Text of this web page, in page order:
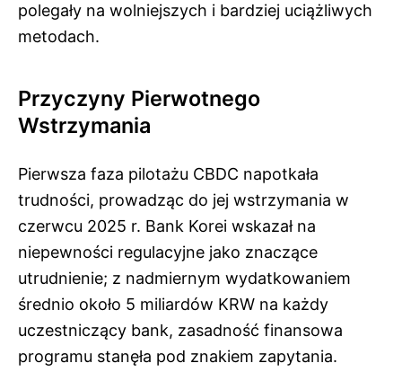
polegały na wolniejszych i bardziej uciążliwych
metodach.
Przyczyny Pierwotnego
Wstrzymania
Pierwsza faza pilotażu CBDC napotkała
trudności, prowadząc do jej wstrzymania w
czerwcu 2025 r. Bank Korei wskazał na
niepewności regulacyjne jako znaczące
utrudnienie; z nadmiernym wydatkowaniem
średnio około 5 miliardów KRW na każdy
uczestniczący bank, zasadność finansowa
programu stanęła pod znakiem zapytania.